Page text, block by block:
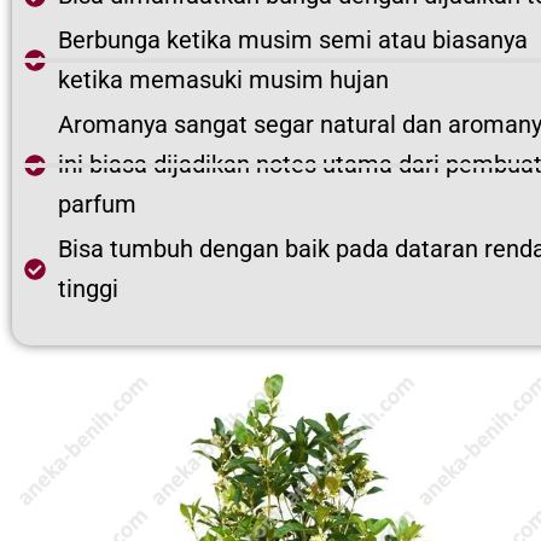
Berbunga ketika musim semi atau biasanya
ketika memasuki musim hujan
Aromanya sangat segar natural dan
ini biasa dijadikan notes utama dari
parfum
Bisa tumbuh dengan baik pada dataran
tinggi